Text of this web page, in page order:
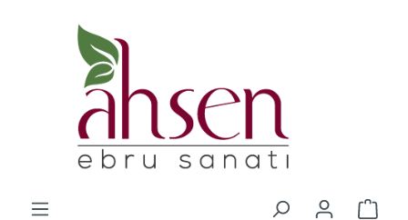
Zum Hauptinhalt springen